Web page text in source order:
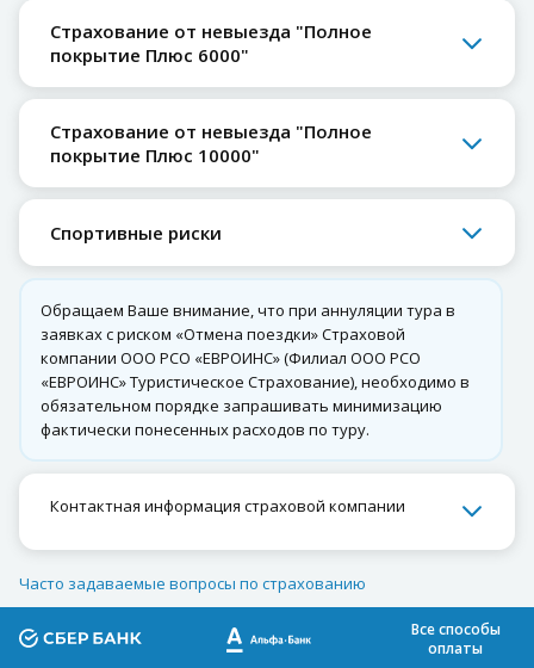
Страхование от невыезда "Полное
покрытие Плюс 6000"
Страхование от невыезда "Полное
покрытие Плюс 10000"
Спортивные риски
Обращаем Ваше внимание, что при аннуляции тура в
заявках с риском «Отмена поездки» Страховой
компании ООО РСО «ЕВРОИНС» (Филиал ООО РСО
«ЕВРОИНС» Туристическое Страхование), необходимо в
обязательном порядке запрашивать минимизацию
фактически понесенных расходов по туру.
Контактная информация страховой компании
Часто задаваемые вопросы по страхованию
Все способы
оплаты